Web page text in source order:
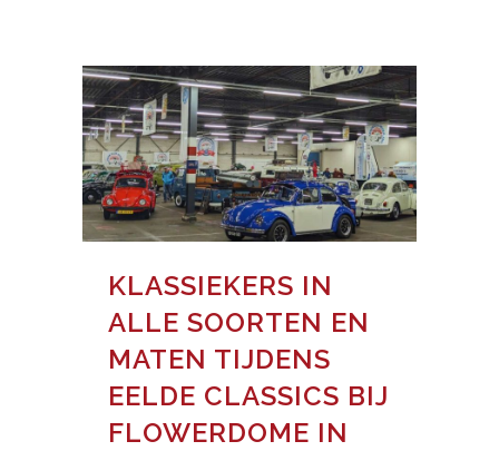
KLASSIEKERS IN
ALLE SOORTEN EN
MATEN TIJDENS
EELDE CLASSICS BIJ
FLOWERDOME IN